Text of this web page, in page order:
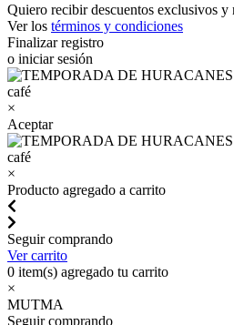
Quiero recibir descuentos exclusivos y
Ver los términos y condiciones
Finalizar registro
o iniciar sesión
×
Aceptar
×
Producto agregado a carrito
Seguir comprando
Ver carrito
0 item(s) agregado tu carrito
×
MUTMA
Seguir comprando